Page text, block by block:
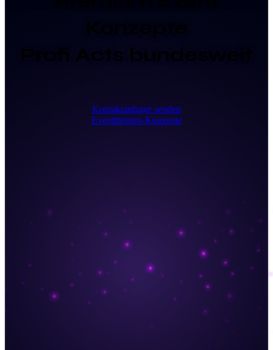
Konzepte
Profi Acts bundesweit
Kontaktanfrage senden
Eventthemen-Konzepte